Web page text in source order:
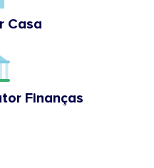
Casa
Finanças